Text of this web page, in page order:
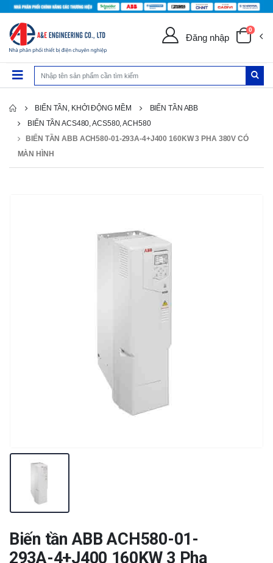
Đăng nhập
0
BIẾN TẦN, KHỞI ĐỘNG MỀM
BIẾN TẦN ABB
BIẾN TẦN ACS480, ACS580, ACH580
BIẾN TẦN ABB ACH580-01-293A-4+J400 160KW 3 PHA 380V CÓ
MÀN HÌNH
Biến tần ABB ACH580-01-
293A-4+J400 160KW 3 Pha